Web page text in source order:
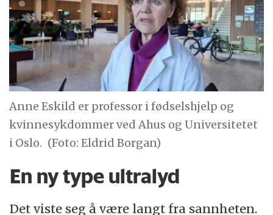
Anne Eskild er professor i fødselshjelp og
kvinnesykdommer ved Ahus og Universitetet
i Oslo. (Foto: Eldrid Borgan)
En ny type ultralyd
Det viste seg å være langt fra sannheten.